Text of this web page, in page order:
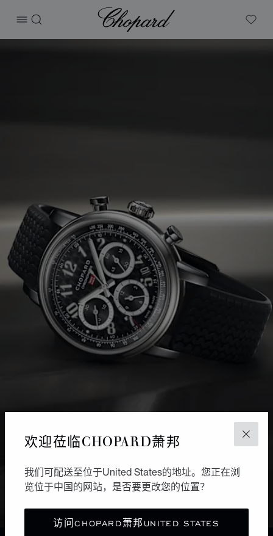
关闭
欢迎莅临CHOPARD萧邦
我们可配送至位于United States的地址。您正在浏
览位于中国的网站，是否要更改您的位置？
访问CHOPARD萧邦UNITED STATES
打开菜单
搜索
Chopard
My
404 错误。